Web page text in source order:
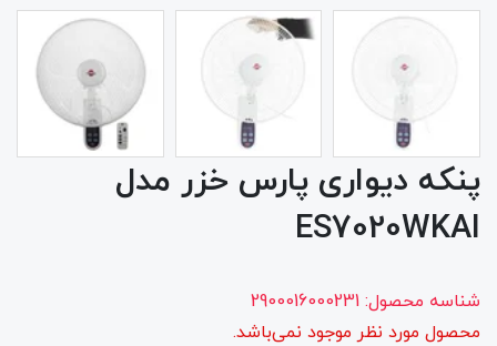
پنکه دیواری پارس خزر مدل
ES7020WKAI
شناسه محصول: 2900016000231
محصول مورد نظر موجود نمی‌باشد.